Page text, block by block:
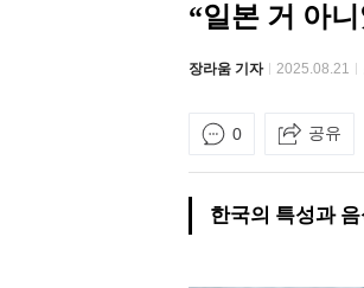
“일본 거 아
장라움 기자 2025.08.21
0 공유
한국의 특성과 음